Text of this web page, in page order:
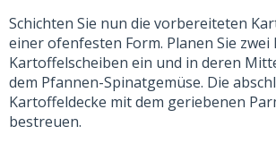
Schichten Sie nun die vorbereiteten
einer ofenfesten Form. Planen Sie zwei
Kartoffelscheiben ein und in deren
dem Pfannen-Spinatgemüse. Die
Kartoffeldecke mit dem geriebenen
bestreuen.